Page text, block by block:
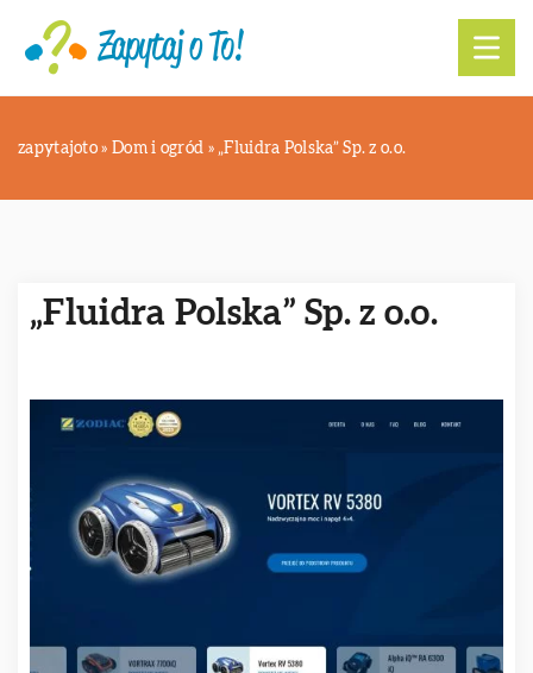
zapytajoto » Dom i ogród » „Fluidra Polska” Sp. z o.o.
„Fluidra Polska” Sp. z o.o.